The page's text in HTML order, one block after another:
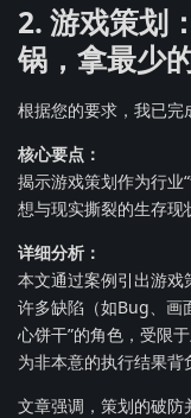
2. 游戏策划
锅，拿最少
根据您的要求，我已完
核心要点：
揭示游戏策划作为行业
想与现实撕裂的生存现
详细分析：
本文通过案例引出游戏
许多缺陷（如Bug、画
心饼干”的角色，受限
为非本意的执行结果背
文章强调，策划的破防